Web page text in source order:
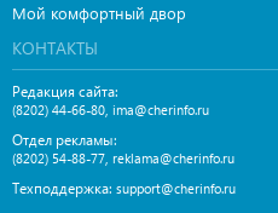
Мой комфортный двор
КОНТАКТЫ
Редакция сайта:
(8202) 44-66-80 ima@cherinfo.ru
Отдел рекламы:
(8202) 54-88-77 reklama@cherinfo.ru
Техподдержка: support@cherinfo.ru